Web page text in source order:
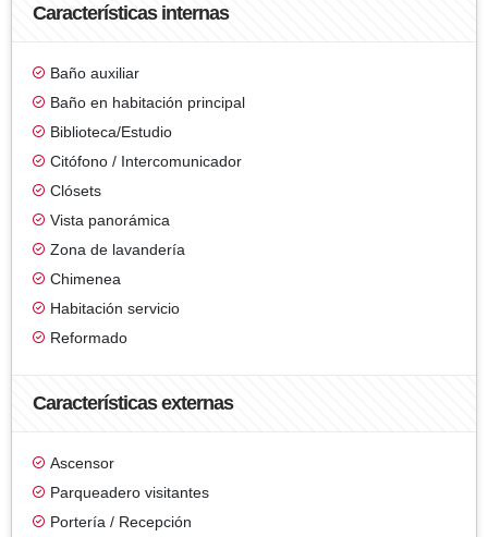
Características internas
Baño auxiliar
Baño en habitación principal
Biblioteca/Estudio
Citófono / Intercomunicador
Clósets
Vista panorámica
Zona de lavandería
Chimenea
Habitación servicio
Reformado
Características externas
Ascensor
Parqueadero visitantes
Portería / Recepción